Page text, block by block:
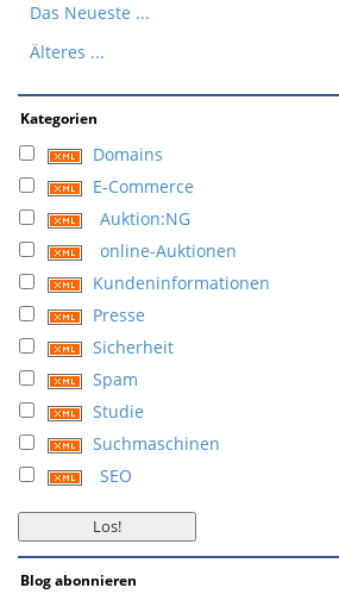
Das Neueste ...
Älteres ...
Kategorien
Domains
E-Commerce
Auktion:NG
online-Auktionen
Kundeninformationen
Presse
Sicherheit
Spam
Studie
Suchmaschinen
SEO
Blog abonnieren